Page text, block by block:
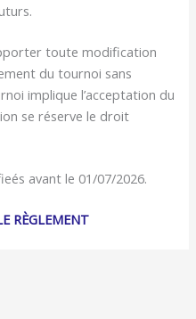
toute modification
du tournoi sans
implique l’acceptation du
se réserve le droit
avant le 01/07/2026.
RÈGLEMENT